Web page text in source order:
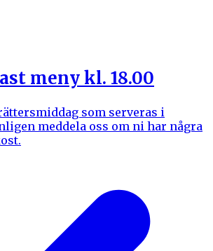
meny kl. 18.00
som serveras i
meddela oss om ni har några